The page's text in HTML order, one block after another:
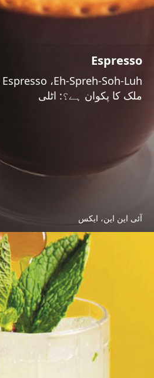
Espresso
ملک کا پکوان ہے؟: اٹلی
آئی این این، ایکس